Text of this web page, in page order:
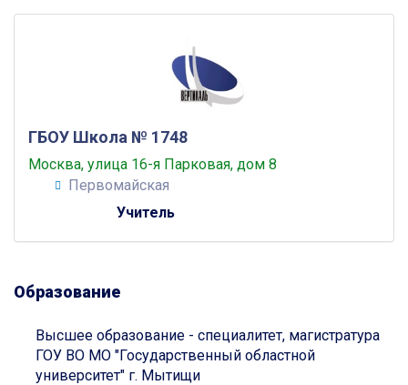
Учитель
ГБОУ Школа № 1748
Москва, улица 16-я Парковая, дом 8
Первомайская
Образование
Высшее образование - специалитет, магистратура
ГОУ ВО МО "Государственный областной
университет" г. Мытищи